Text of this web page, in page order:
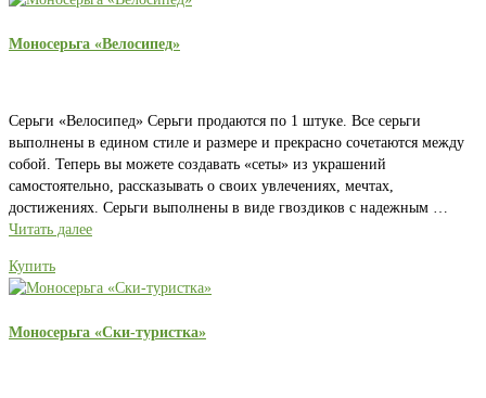
Моносерьга «Велосипед»
Серьги «Велосипед» Серьги продаются по 1 штуке. Все серьги
выполнены в едином стиле и размере и прекрасно сочетаются между
собой. Теперь вы можете создавать «сеты» из украшений
самостоятельно, рассказывать о своих увлечениях, мечтах,
достижениях. Серьги выполнены в виде гвоздиков с надежным …
Читать далее
Купить
Моносерьга «Ски-туристка»